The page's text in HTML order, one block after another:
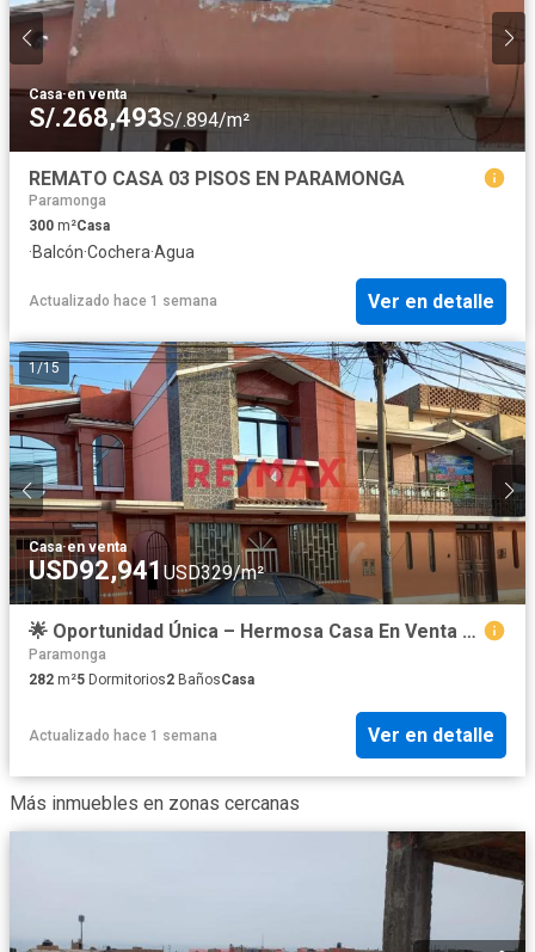
Casa·en venta
S/.268,493S/.894/m²
REMATO CASA 03 PISOS EN PARAMONGA
Paramonga
300 m²Casa
·Balcón·Cochera·Agua
Actualizado hace 1 semana Ver en detalle
1 /15
Casa·en venta
USD92,941USD329/m²
🌟 Oportunidad Única – Hermosa Casa En Venta En Paramonga, Barranca 🌟
Paramonga
282 m²5 Dormitorios2 BañosCasa
Actualizado hace 1 semana Ver en detalle
Más inmuebles en zonas cercanas